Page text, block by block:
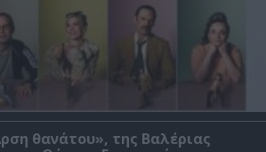
θανάτου», της Βαλέριας